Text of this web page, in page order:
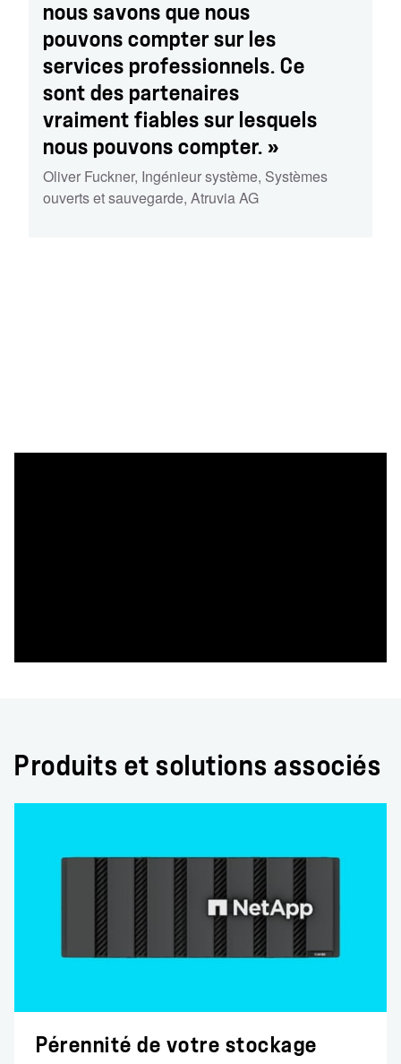
nous savons que nous
pouvons compter sur les
services professionnels. Ce
sont des partenaires
vraiment fiables sur lesquels
nous pouvons compter. »
Oliver Fuckner, Ingénieur système, Systèmes
ouverts et sauvegarde, Atruvia AG
Produits et solutions associés
Pérennité de votre stockage